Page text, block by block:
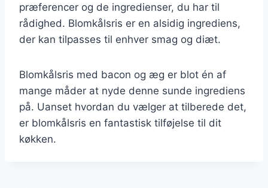
præferencer og de ingredienser, du har til
rådighed. Blomkålsris er en alsidig ingrediens,
der kan tilpasses til enhver smag og diæt.
Blomkålsris med bacon og æg er blot én af
mange måder at nyde denne sunde ingrediens
på. Uanset hvordan du vælger at tilberede det,
er blomkålsris en fantastisk tilføjelse til dit
køkken.